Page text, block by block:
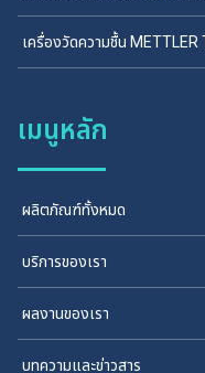
เครื่องวัดความชื้น METTLER
เมนูหลัก
ผลิตภัณฑ์ทั้งหมด
บริการของเรา
ผลงานของเรา
บทความและข่าวสาร